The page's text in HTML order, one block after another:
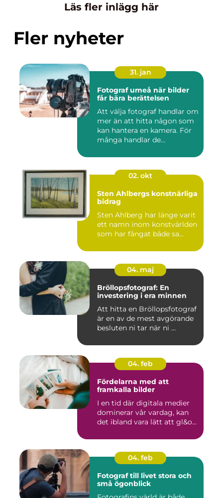
Läs fler inlägg här
Fler nyheter
31. jan
Fotograf umeå när bilder
får bära berättelsen
Att välja fotograf handlar om
mer än att hitta någon som
kan hantera en kamera. För
många handlar de...
02. okt
Sten Ahlbergs konstnärliga
bidrag
Sten Ahlberg har länge varit
ett namn inom konstvärlden
som har fångat både sa...
04. maj
Bröllopsfotograf: En
investering i era minnen
Att hitta en Bröllopsfotograf
är en av de mest avgörande
besluten ni tar när ni ...
04. feb
Fördelarna med att
framkalla bilder
I en tid där digitala medier
dominerar vår vardag, kan
det ibland vara lätt att gl&o...
04. feb
Fotograf till livet stora och
små ögonblick